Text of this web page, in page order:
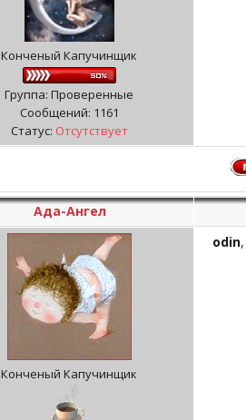
Конченый Капучинщик
Группа: Проверенные
Сообщений: 1161
Статус: Отсутствует
Ада-Ангел
Конченый Капучинщик
odin